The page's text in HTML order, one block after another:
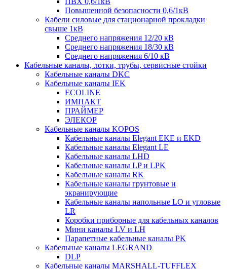
Повышенной безопасности 0,6/1кВ
Кабели силовые для стационарной прокладки
свыше 1кВ
Среднего напряжения 12/20 кВ
Среднего напряжения 18/30 кВ
Среднего напряжения 6/10 кВ
Кабельные каналы, лотки, трубы, сервисные стойки
Кабельные каналы DKC
Кабельные каналы IEK
ECOLINE
ИМПАКТ
ПРАЙМЕР
ЭЛЕКОР
Кабельные каналы KOPOS
Кабельные каналы Elegant EKE и EKD
Кабельные каналы Elegant LE
Кабельные каналы LHD
Кабельные каналы LP и LPK
Кабельные каналы RK
Кабельные каналы грунтовые и
экранирующие
Кабельные каналы напольные LO и угловые
LR
Коробки приборные для кабельных каналов
Мини каналы LV и LH
Парапетные кабельные каналы PK
Кабельные каналы LEGRAND
DLP
Кабельные каналы MARSHALL-TUFFLEX